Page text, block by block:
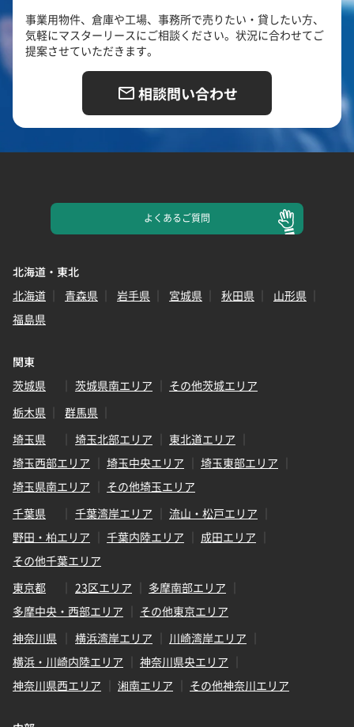
事業用物件、倉庫や工場、事務所で売りたい・貸したい方、
気軽にマスターリースにご相談ください。状況に合わせてご
提案させていただきます。
相談問い合わせ
よくあるご質問
北海道・東北
北海道
青森県 岩手県 宮城県 秋田県
山形県
福島県
関東
茨城県
茨城県南エリア
その他茨城エリア
栃木県
群馬県
埼玉県
埼玉北部エリア
東北道エリア
埼玉西部エリア
埼玉中央エリア
埼玉東部エリア
埼玉県南エリア
その他埼玉エリア
千葉県
千葉湾岸エリア
流山・松戸エリア
野田・柏エリア
千葉内陸エリア
成田エリア
その他千葉エリア
東京都
23区エリア
多摩南部エリア
多摩中央・西部エリア
その他東京エリア
神奈川県
横浜湾岸エリア
川崎湾岸エリア
横浜・川崎内陸エリア
神奈川県央エリア
神奈川県西エリア
湘南エリア その他神奈川エリア